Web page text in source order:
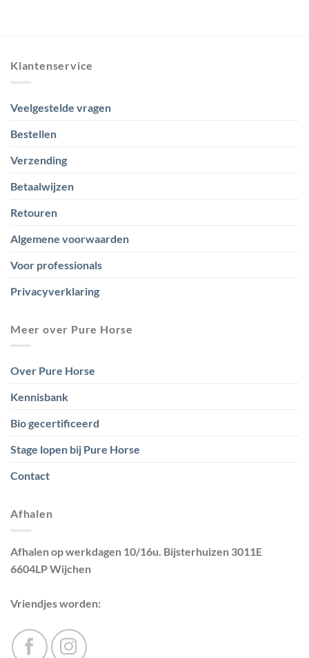
Klantenservice
Veelgestelde vragen
Bestellen
Verzending
Betaalwijzen
Retouren
Algemene voorwaarden
Voor professionals
Privacyverklaring
Meer over Pure Horse
Over Pure Horse
Kennisbank
Bio gecertificeerd
Stage lopen bij Pure Horse
Contact
Afhalen
Afhalen op werkdagen 10/16u. Bijsterhuizen 3011E
6604LP Wijchen
Vriendjes worden: